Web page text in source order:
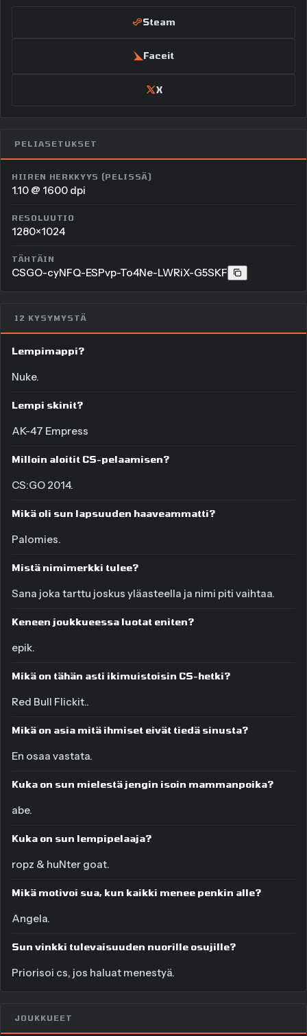
Steam
Faceit
X
PELIASETUKSET
HIIREN HERKKYYS (PELISSÄ)
1.10 @ 1600 dpi
RESOLUUTIO
1280×1024
TÄHTÄIN
CSGO-cyNFQ-ESPvp-To4Ne-LWRiX-G5SKF
12 KYSYMYSTÄ
Lempimappi?
Nuke.
Lempi skinit?
AK-47 Empress
Milloin aloitit CS-pelaamisen?
CS:GO 2014.
Mikä oli sun lapsuuden haaveammatti?
Palomies.
Mistä nimimerkki tulee?
Sana joka tarttu joskus yläasteella ja nimi piti vaihtaa.
Keneen joukkueessa luotat eniten?
epik.
Mikä on tähän asti ikimuistoisin CS-hetki?
Red Bull Flickit..
Mikä on asia mitä ihmiset eivät tiedä sinusta?
En osaa vastata.
Kuka on sun mielestä jengin isoin mammanpoika?
abe.
Kuka on sun lempipelaaja?
ropz & huNter goat.
Mikä motivoi sua, kun kaikki menee penkin alle?
Angela.
Sun vinkki tulevaisuuden nuorille osujille?
Priorisoi cs, jos haluat menestyä.
JOUKKUEET